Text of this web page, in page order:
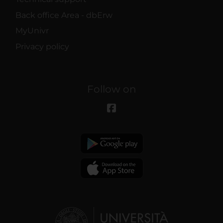
Back office Area - dbErw
MyUnivr
Privacy policy
Follow on